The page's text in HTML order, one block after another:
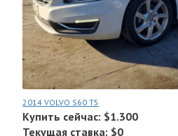
2014 VOLVO S60 T5
Купить сейчас: $1.300
Текущая ставка: $0